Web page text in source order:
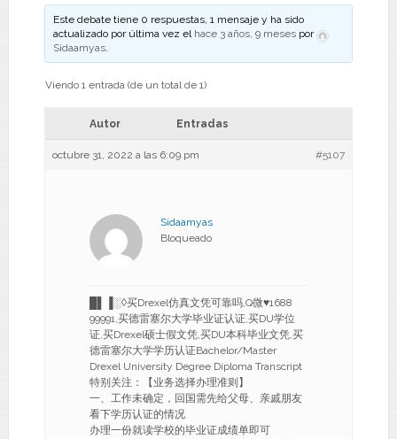
Este debate tiene 0 respuestas, 1 mensaje y ha sido
actualizado por última vez el hace 3 años, 9 meses por
Sidaamyas.
Viendo 1 entrada (de un total de 1)
Autor Entradas
octubre 31, 2022 a las 6:09 pm #5107
Sidaamyas
Bloqueado
█▌▐░◊买Drexel仿真文凭可靠吗,Q微♥1688
99991,买德雷塞尔大学毕业证认证,买DU学位
证,买Drexel硕士假文凭,买DU本科毕业文凭,买
德雷塞尔大学学历认证Bachelor/Master
Drexel University Degree Diploma Transcript
特别关注：【业务选择办理准则】
一、工作未确定，回国需先给父母、亲戚朋友
看下学历认证的情况
办理一份就读学校的毕业证成绩单即可